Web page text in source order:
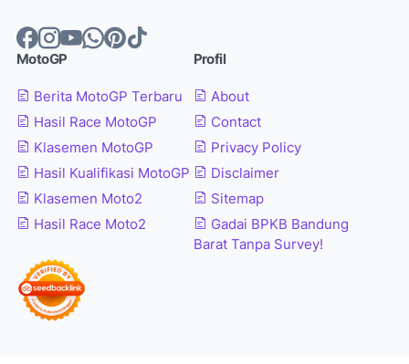
MotoGP
Berita MotoGP Terbaru
Hasil Race MotoGP
Klasemen MotoGP
Hasil Kualifikasi MotoGP
Klasemen Moto2
Hasil Race Moto2
Profil
About
Contact
Privacy Policy
Disclaimer
Sitemap
Gadai BPKB Bandung
Barat Tanpa Survey!